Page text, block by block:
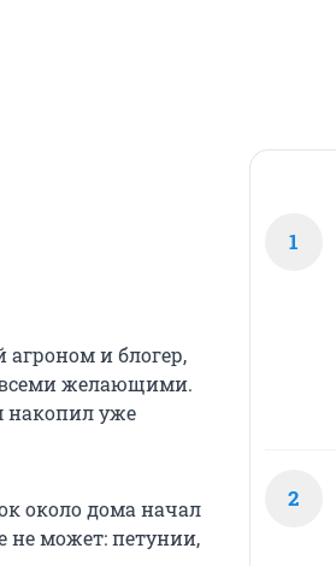
и блогер,
всеми желающими.
накопил уже
около дома начал
не может: петунии,
1
2